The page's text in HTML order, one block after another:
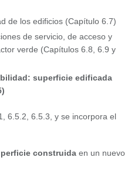
a
d
r
d
e
n
c
a
n
de los edificios (Capítulo 6.7)
de servicio, de acceso y
verde (Capítulos 6.8, 6.9 y
superficie edificada
6.5.2, 6.5.3, y se incorpora el
construida en un nuevo